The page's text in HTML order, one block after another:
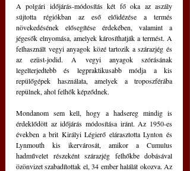
A polgári időjárás-módosítás két fő oka az aszály
sújtotta régiókban az eső előidézése a termés
növekedésének elősegítése érdekében, valamint a
jégesők elnyomása, amelyek károsíthatják a termést. A
felhasznált vegyi anyagok közé tartozik a szárazjég és
az ezüst-jodid. A vegyi anyagok szórásának
legelterjedtebb és legpraktikusabb módja a kis
repülőgépek használata, amelyek a troposzférába
repülnek, ahol felhők képződnek.
Mondanom sem kell, hogy a hadsereg mindig is
érdeklődött az időjárás módosítása iránt. Az 1950-es
években a brit Királyi Légierő elárasztotta Lynton és
Lynmouth kis ikervárosát, amikor a Cumulus
hadművelet részeként szárazjég felhőkbe dobásával
özönvizet szabadítottak el, 34 ember halálát okozva. Az